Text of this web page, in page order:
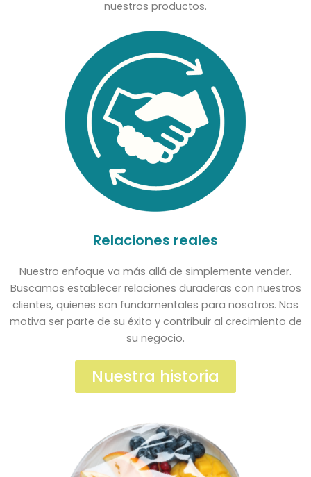
nuestros productos.
Relaciones reales
Nuestro enfoque va más allá de simplemente vender.
Buscamos establecer relaciones duraderas con nuestros
clientes, quienes son fundamentales para nosotros. Nos
motiva ser parte de su éxito y contribuir al crecimiento de
su negocio.
Nuestra historia